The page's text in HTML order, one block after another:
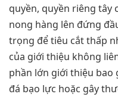
quyền, quyền riêng
nong hàng lên đứng
trọng để tiêu cắt thấp
của giới thiệu không
phần lớn giới thiệu bao
đá bạo lực hoặc gây